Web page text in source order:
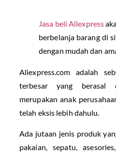
Jasa beli Aliexpress
berbelanja barang di
dengan mudah dan
Aliexpress.com adalah
terbesar yang
merupakan anak
telah eksis lebih dahulu.
Ada jutaan jenis produk
pakaian, sepatu,